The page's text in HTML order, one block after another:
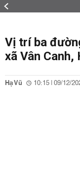
Vị trí ba
xã Vân
Hạ Vũ 10:15 | 09/12/